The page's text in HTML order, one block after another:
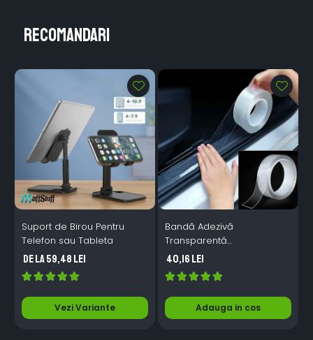
Recomandari
Suport de Birou Pentru
Telefon sau Tableta
de la 59,48 Lei
Vezi Variante
Bandă Adezivă
Transparentă
Impermeabilă pentru
Izolare Mobilă și Chiuvetă,
3 cm x 3 metri – Protecție
Durabilă și Eficientă
40,16 Lei
Adauga in cos